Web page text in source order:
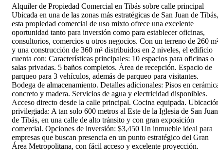
Alquiler de Propiedad Comercial en Tibás sobre calle principal
Ubicada en una de las zonas más estratégicas de San Juan de Tibás,
esta propiedad comercial de uso mixto ofrece una excelente
oportunidad tanto para inversión como para establecer oficinas,
consultorios, comercios u otros negocios. Con un terreno de 260
y una construcción de 360 m² distribuidos en 2 niveles, el edificio
cuenta con: Características principales: 10 espacios para oficinas o
salas privadas. 5 baños completos. Área de recepción. Espacio de
parqueo para 3 vehículos, además de parqueo para visitantes.
Bodega de almacenamiento. Detalles adicionales: Pisos en
concreto y madera. Servicios de agua y electricidad disponibles.
Acceso directo desde la calle principal. Cocina equipada.
privilegiada: A tan solo 600 metros al Este de la Iglesia de San Juan
de Tibás, en una calle de alto tránsito y con gran exposición
comercial. Opciones de inversión: $3,450 Un inmueble ideal para
empresas que buscan presencia en un punto estratégico del Gran
Área Metropolitana, con fácil acceso y excelente proyección.